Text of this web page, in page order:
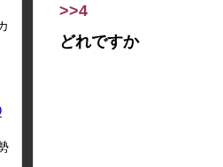
>>4
どれですか